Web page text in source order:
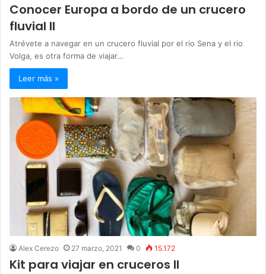
Conocer Europa a bordo de un crucero
fluvial II
Atrévete a navegar en un crucero fluvial por el rio Sena y el rio
Volga, es otra forma de viajar…
Leer más »
Alex Cerezo 27 marzo, 2021 0 15.172
Kit para viajar en cruceros II